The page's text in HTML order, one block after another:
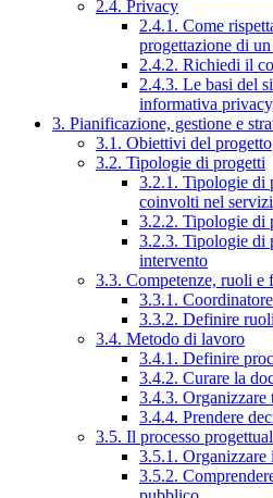
2.4. Privacy
2.4.1. Come
progettazione di
2.4.2. Richiedi il
2.4.3. Le basi del
informativa
3. Pianificazione, gestione e
3.1. Obiettivi del progetto
3.2. Tipologie di progetti
3.2.1. Tipologie di
coinvolti nel
3.2.2. Tipologie di
3.2.3. Tipologie di
intervento
3.3. Competenze, ruoli e
3.3.1.
3.3.2. Definire
3.4. Metodo di lavoro
3.4.1. Definire
3.4.2. Curare la
3.4.3.
3.4.4. Prendere
3.5. Il processo
3.5.1. Organizzare
3.5.2.